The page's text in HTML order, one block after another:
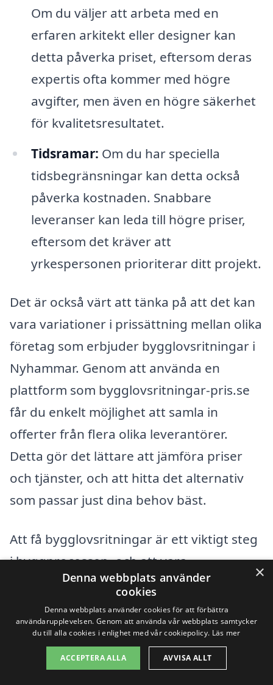
Om du väljer att arbeta med en
erfaren arkitekt eller designer kan
detta påverka priset, eftersom deras
expertis ofta kommer med högre
avgifter, men även en högre säkerhet
för kvalitetsresultatet.
Tidsramar: Om du har speciella
tidsbegränsningar kan detta också
påverka kostnaden. Snabbare
leveranser kan leda till högre priser,
eftersom det kräver att
yrkespersonen prioriterar ditt projekt.
Det är också värt att tänka på att det kan
vara variationer i prissättning mellan olika
företag som erbjuder bygglovsritningar i
Nyhammar. Genom att använda en
plattform som bygglovsritningar-pris.se
får du enkelt möjlighet att samla in
offerter från flera olika leverantörer.
Detta gör det lättare att jämföra priser
och tjänster, och att hitta det alternativ
som passar just dina behov bäst.
Att få bygglovsritningar är ett viktigt steg
i byggprocessen, och att vara
välinformerad om kostnader kan spara tid
och pengar. När du förstår vad som
påverkar priset, kan du fatta mer
informerade beslut och välja den bästa
väg för ditt projekt i Nyhammar.
×
Denna webbplats använder
cookies
Denna webbplats använder cookies för att förbättra
användarupplevelsen. Genom att använda vår webbplats samtycker
du till alla cookies i enlighet med vår cookiepolicy. Läs mer
ACCEPTERA ALLA AVVISA ALLT